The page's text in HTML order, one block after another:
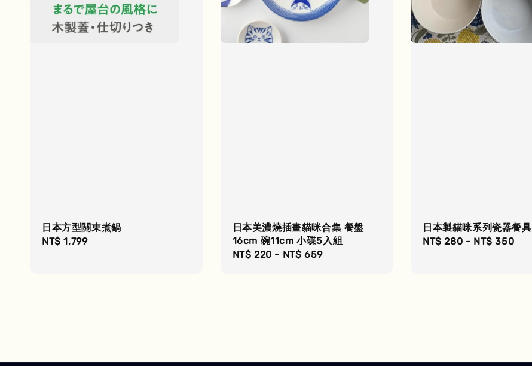
日本方型關東煮鍋
Regular
NT$ 1,799
日本美濃燒插畫貓咪合集 餐盤
16cm 碗11cm 小碟5入組
Regular
NT$ 220 - NT$ 659
日本製貓咪系列瓷器餐具
Regular
NT$ 280 - NT$ 350